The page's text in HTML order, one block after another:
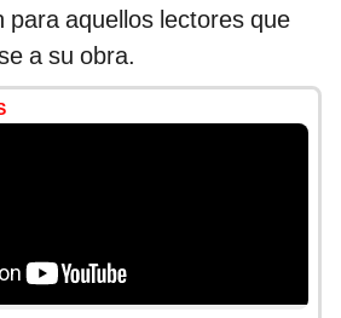
para aquellos lectores que
a su obra.